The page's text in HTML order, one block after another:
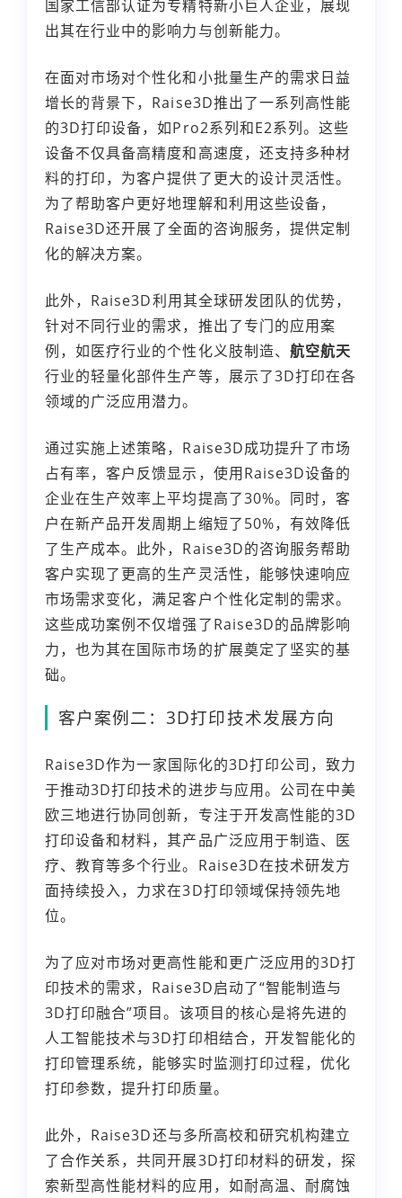
国家工信部认证为专精特新小巨人企业，展现
出其在行业中的影响力与创新能力。
在面对市场对个性化和小批量生产的需求日益
增长的背景下，Raise3D推出了一系列高性能
的3D打印设备，如Pro2系列和E2系列。这些
设备不仅具备高精度和高速度，还支持多种材
料的打印，为客户提供了更大的设计灵活性。
为了帮助客户更好地理解和利用这些设备，
Raise3D还开展了全面的咨询服务，提供定制
化的解决方案。
此外，Raise3D利用其全球研发团队的优势，
针对不同行业的需求，推出了专门的应用案
例，如医疗行业的个性化义肢制造、 航空航天
行业的轻量化部件生产等，展示了3D打印在各
领域的广泛应用潜力。
通过实施上述策略，Raise3D成功提升了市场
占有率，客户反馈显示，使用Raise3D设备的
企业在生产效率上平均提高了30%。同时，客
户在新产品开发周期上缩短了50%，有效降低
了生产成本。此外，Raise3D的咨询服务帮助
客户实现了更高的生产灵活性，能够快速响应
市场需求变化，满足客户个性化定制的需求。
这些成功案例不仅增强了Raise3D的品牌影响
力，也为其在国际市场的扩展奠定了坚实的基
础。
客户案例二：3D打印技术发展方向
Raise3D作为一家国际化的3D打印公司，致力
于推动3D打印技术的进步与应用。公司在中美
欧三地进行协同创新，专注于开发高性能的3D
打印设备和材料，其产品广泛应用于制造、医
疗、教育等多个行业。Raise3D在技术研发方
面持续投入，力求在3D打印领域保持领先地
位。
为了应对市场对更高性能和更广泛应用的3D打
印技术的需求，Raise3D启动了“智能制造与
3D打印融合”项目。该项目的核心是将先进的
人工智能技术与3D打印相结合，开发智能化的
打印管理系统，能够实时监测打印过程，优化
打印参数，提升打印质量。
此外，Raise3D还与多所高校和研究机构建立
了合作关系，共同开展3D打印材料的研发，探
索新型高性能材料的应用，如耐高温、耐腐蚀